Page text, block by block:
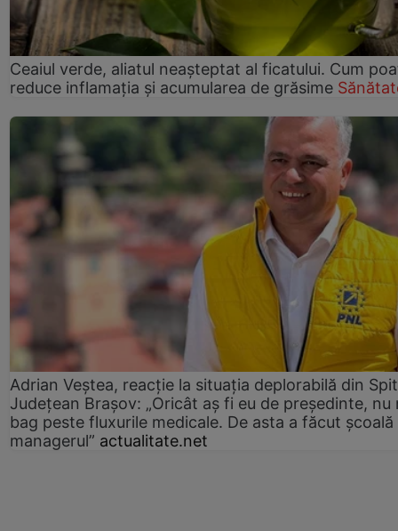
Ceaiul verde, aliatul neașteptat al ficatului. Cum
reduce inflamația și acumularea de grăsime
Adrian Veștea, reacție la situația deplorabilă din
Județean Brașov: „Oricât aș fi eu de președinte, nu
bag peste fluxurile medicale. De asta a făcut școală
managerul” actualitate.net